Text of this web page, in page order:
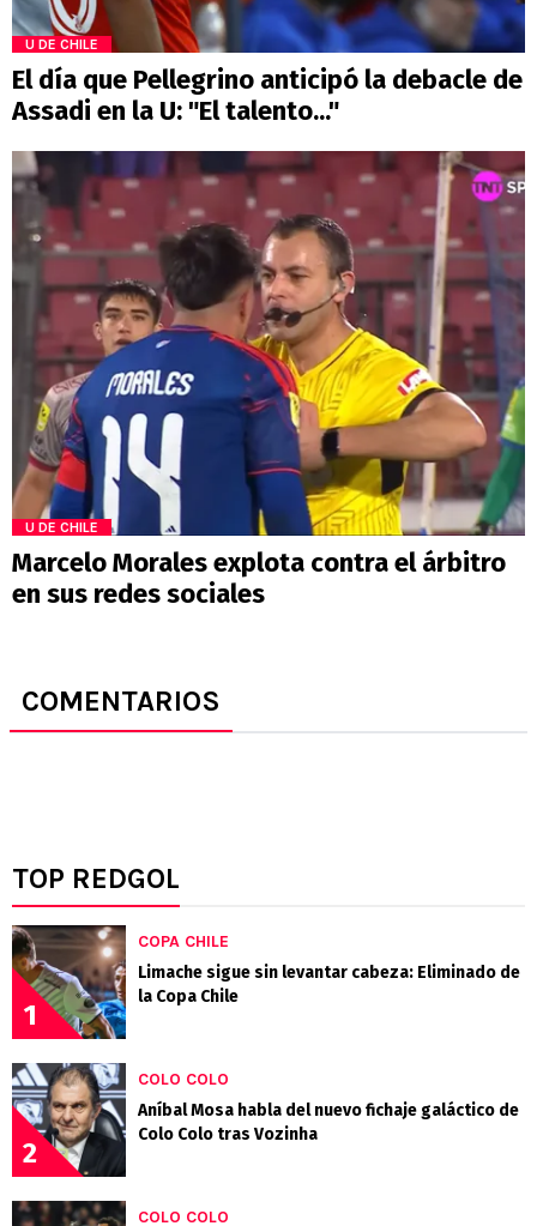
U DE CHILE
El día que Pellegrino anticipó la debacle de
Assadi en la U: "El talento..."
U DE CHILE
Marcelo Morales explota contra el árbitro
en sus redes sociales
COMENTARIOS
TOP REDGOL
1
COPA CHILE
Limache sigue sin levantar cabeza: Eliminado de
la Copa Chile
2
COLO COLO
Aníbal Mosa habla del nuevo fichaje galáctico de
Colo Colo tras Vozinha
COLO COLO